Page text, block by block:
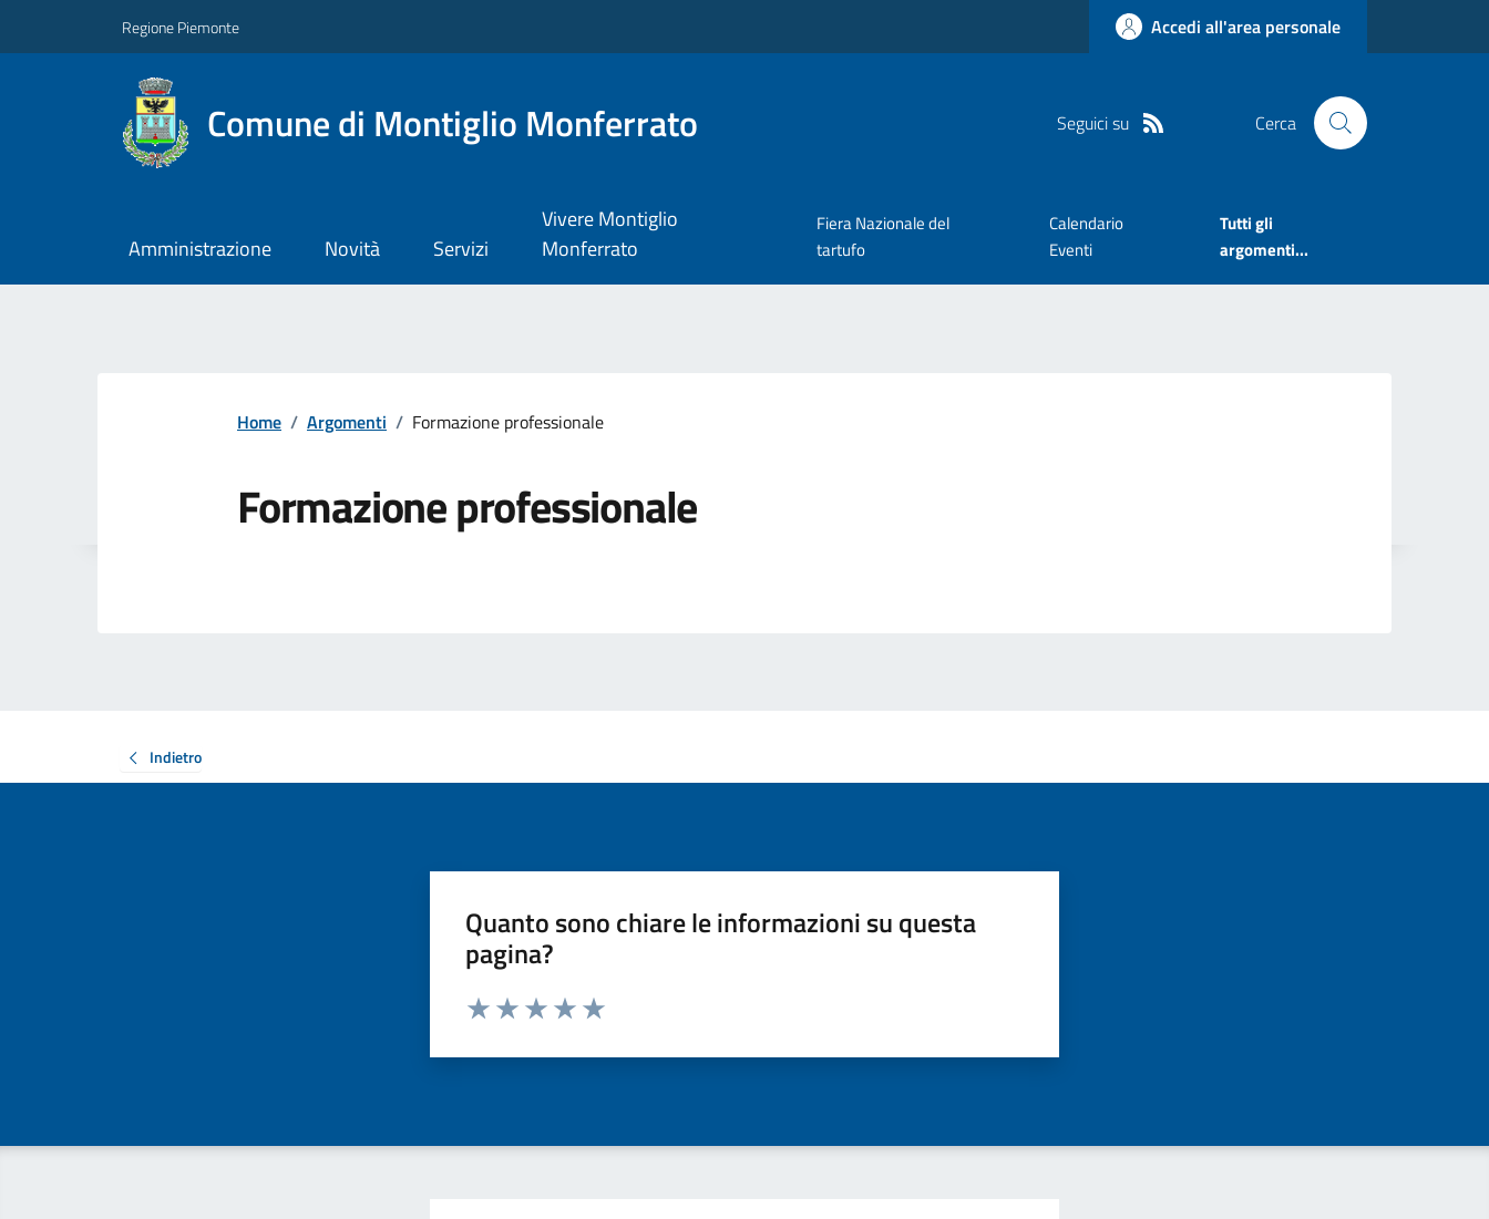
Regione Piemonte Accedi all'area personale
Comune di Montiglio Monferrato Seguici su Cerca
Amministrazione Novità Servizi
Vivere Montiglio
Monferrato
Fiera Nazionale del
tartufo
Calendario
Eventi
Tutti gli
argomenti...
Home / Argomenti / Formazione professionale
Formazione professionale
Indietro
Quanto sono chiare le informazioni su questa
pagina?
Valuta da 1 a 5 stelle la pagina